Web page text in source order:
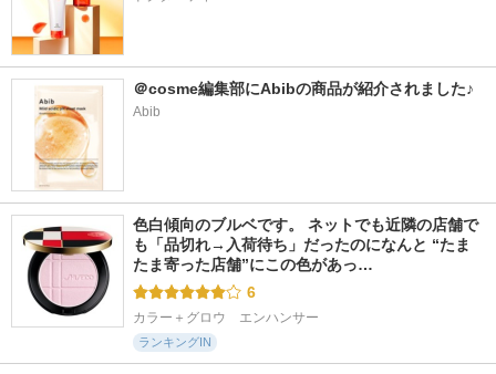
＠cosme編集部にAbibの商品が紹介されました♪
Abib
色白傾向のブルベです。 ネットでも近隣の店舗で
も「品切れ→入荷待ち」だったのになんと “たま
たま寄った店舗”にこの色があっ…
6
カラー＋グロウ　エンハンサー
ランキングIN